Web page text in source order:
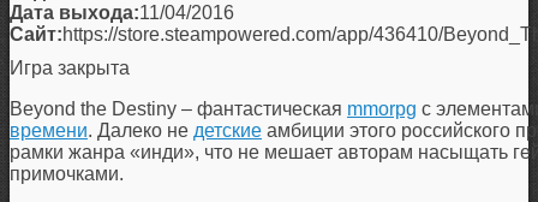
Дата выхода:11/04/2016
Сайт:https://store.steampowered.com/app/436410/
Игра закрыта
Beyond the Destiny – фантастическая mmorpg с
времени. Далеко не детские амбиции этого российского
рамки жанра «инди», что не мешает авторам насыщать
примочками.